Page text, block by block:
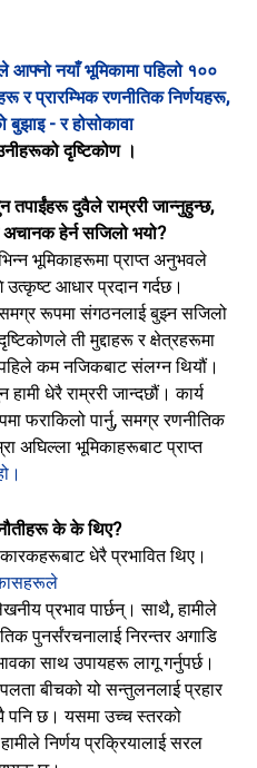
आफ्नो नयाँ भूमिकामा पहिलो १००
र प्रारम्भिक रणनीतिक निर्णयहरू,
बुझाइ - र होसोकावा
दृष्टिकोण ।
तपाईंहरू दुवैले राम्ररी जान्नुहुन्छ,
अचानक हेर्न सजिलो भयो?
भूमिकाहरूमा प्राप्त अनुभवले
उत्कृष्ट आधार प्रदान गर्दछ।
रूपमा संगठनलाई बुझ्न सजिलो
ती मुद्दाहरू र क्षेत्रहरूमा
कम नजिकबाट संलग्न थियौं।
धेरै राम्ररी जान्दछौं। कार्य
फराकिलो पार्नु, समग्र रणनीतिक
अघिल्ला भूमिकाहरूबाट प्राप्त
के के थिए?
धेरै प्रभावित थिए।
प्रभाव पार्छन्। साथै, हामीले
पुनर्संरचनालाई निरन्तर अगाडि
साथ उपायहरू लागू गर्नुपर्छ।
बीचको यो सन्तुलनलाई प्रहार
पनि छ। यसमा उच्च स्तरको
निर्णय प्रक्रियालाई सरल